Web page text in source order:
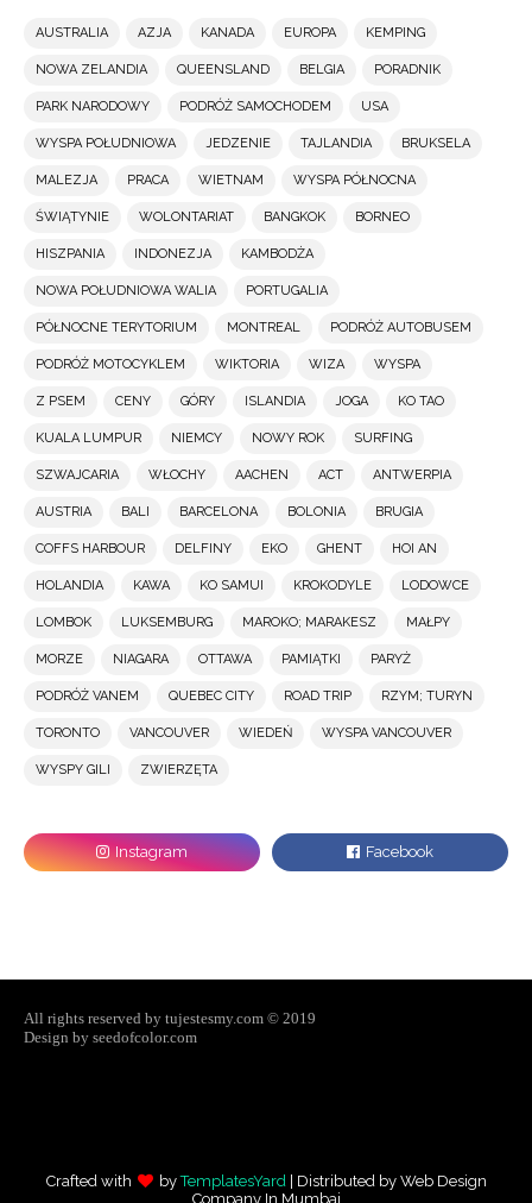
AUSTRALIA AZJA KANADA EUROPA KEMPING
NOWA ZELANDIA QUEENSLAND BELGIA PORADNIK
PARK NARODOWY PODRÓŻ SAMOCHODEM USA
WYSPA POŁUDNIOWA JEDZENIE TAJLANDIA BRUKSELA
MALEZJA PRACA WIETNAM WYSPA PÓŁNOCNA
ŚWIĄTYNIE WOLONTARIAT BANGKOK BORNEO
HISZPANIA INDONEZJA KAMBODŻA
NOWA POŁUDNIOWA WALIA PORTUGALIA
PÓŁNOCNE TERYTORIUM MONTREAL PODRÓŻ AUTOBUSEM
PODRÓŻ MOTOCYKLEM WIKTORIA WIZA WYSPA
Z PSEM CENY GÓRY ISLANDIA JOGA KO TAO
KUALA LUMPUR NIEMCY NOWY ROK SURFING
SZWAJCARIA WŁOCHY AACHEN ACT ANTWERPIA
AUSTRIA BALI BARCELONA BOLONIA BRUGIA
COFFS HARBOUR DELFINY EKO GHENT HOI AN
HOLANDIA KAWA KO SAMUI KROKODYLE LODOWCE
LOMBOK LUKSEMBURG MAROKO; MARAKESZ MAŁPY
MORZE NIAGARA OTTAWA PAMIĄTKI PARYŻ
PODRÓŻ VANEM QUEBEC CITY ROAD TRIP RZYM; TURYN
TORONTO VANCOUVER WIEDEŃ WYSPA VANCOUVER
WYSPY GILI ZWIERZĘTA
All rights reserved by tujestesmy.com © 2019
Design by seedofcolor.com
Crafted with byTemplatesYard| Distributed by Web Design
Company In Mumbai